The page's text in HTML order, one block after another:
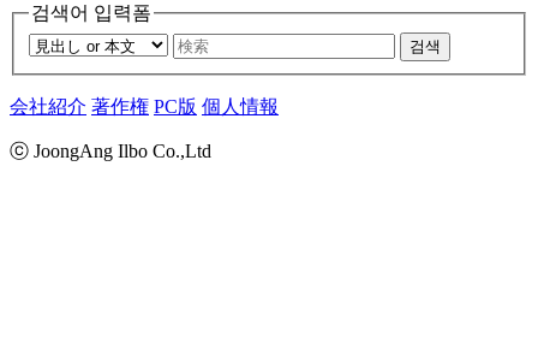
검색어 입력폼
검색
会社紹介 著作権 PC版 個人情報
ⓒ JoongAng Ilbo Co.,Ltd